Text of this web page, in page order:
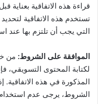
قراءة هذه الاتفاقية بعناية
تستخدم هذه الاتفاقية
التي يجب أن تلتزم بها عند
الموافقة على الشروط: من
لكتابة المحتوى التسويقي،
المذكورة في هذه
الشروط، يرجى عدم